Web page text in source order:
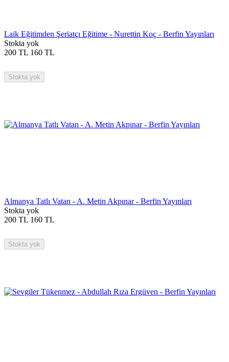
Laik Eğitimden Şeriatçı Eğitime - Nurettin Koç - Berfin Yayınları
Stokta yok
200 TL 160 TL
Stokta yok
Almanya Tatlı Vatan - A. Metin Akpınar - Berfin Yayınları
Stokta yok
200 TL 160 TL
Stokta yok